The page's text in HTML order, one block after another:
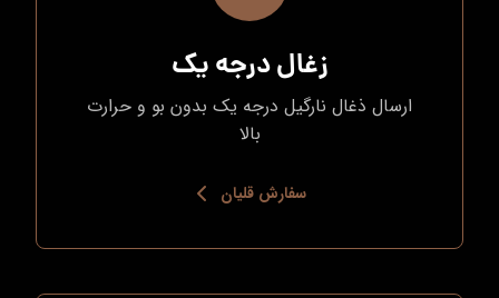
زغال درجه یک
ارسال ذغال نارگیل درجه یک بدون بو و حرارت
بالا
سفارش قلیان